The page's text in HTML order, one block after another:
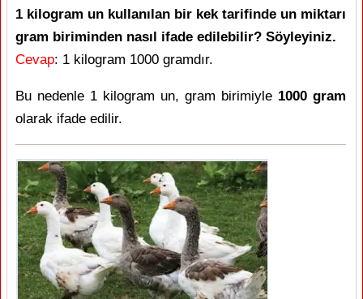
1 kilogram un kullanılan bir kek tarifinde un miktarı
gram biriminden nasıl ifade edilebilir? Söyleyiniz.
Cevap: 1 kilogram 1000 gramdır.
Bu nedenle 1 kilogram un, gram birimiyle 1000 gram
olarak ifade edilir.